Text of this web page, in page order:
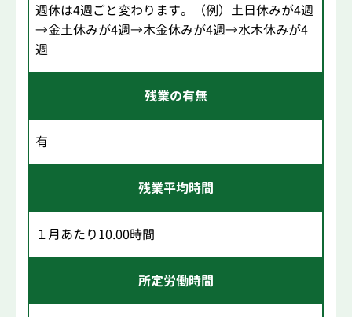
週休は4週ごと変わります。（例）土日休みが4週
→金土休みが4週→木金休みが4週→水木休みが4
週
残業の有無
有
残業平均時間
１月あたり10.00時間
所定労働時間